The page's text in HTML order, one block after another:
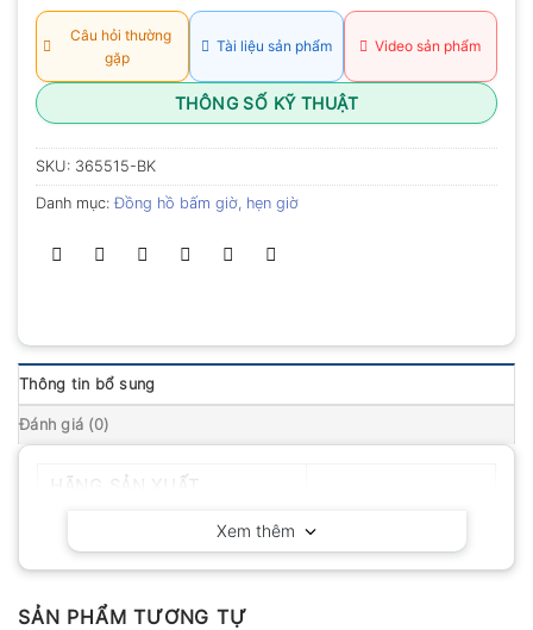
Câu hỏi thường
gặp
Tài liệu sản phẩm Video sản phẩm
THÔNG SỐ KỸ THUẬT
SKU: 365515-BK
Danh mục:Đồng hồ bấm giờ, hẹn giờ
Thông tin bổ sung
Đánh giá (0)
Xem thêm
SẢN PHẨM TƯƠNG TỰ